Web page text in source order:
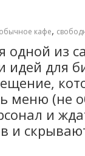
кафе,
одной из
идей для
меню (не
и
и